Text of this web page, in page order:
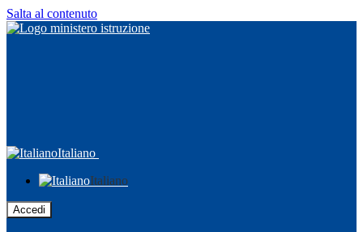
Salta al contenuto
Italiano
Italiano
Accedi